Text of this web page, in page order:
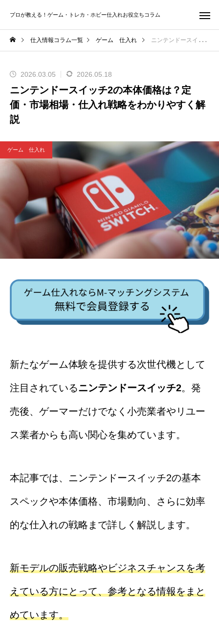
プロが教える！ゲーム・トレカ・ホビー仕入れお役立ちコラム
仕入情報コラム一覧 ゲーム 仕入れ ニンテンドースイッチ2の本体価格は？定価・市場相場・仕入れ戦略をわかりやすく解説
2026.03.05 2026.05.18
ニンテンドースイッチ2の本体価格は？定
価・市場相場・仕入れ戦略をわかりやすく解
説
ゲーム 仕入れ
新たなゲーム体験を提供する次世代機として
注目されているニンテンドースイッチ2。発
売後、ゲーマーだけでなく小売業者やリユー
ス業者からも高い関心を集めています。
本記事では、ニンテンドースイッチ2の基本
スペックや本体価格、市場動向、さらに効率
的な仕入れの戦略まで詳しく解説します。
新モデルの販売戦略やビジネスチャンスを考
えている方にとって、参考となる情報をまと
めています。